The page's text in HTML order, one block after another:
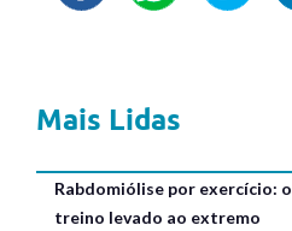
Mais Lidas
Rabdomiólise por exercício:
treino levado ao extremo